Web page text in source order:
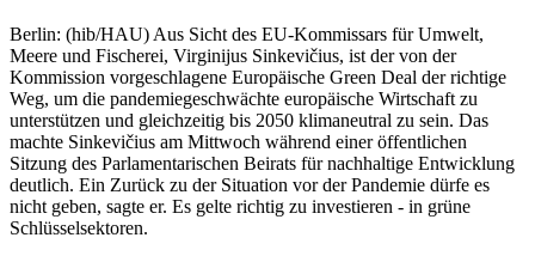
Berlin: (hib/HAU) Aus Sicht des EU-Kommissars für Umwelt,
Meere und Fischerei, Virginijus Sinkevičius, ist der von der
Kommission vorgeschlagene Europäische Green Deal der richtige
Weg, um die pandemiegeschwächte europäische Wirtschaft zu
unterstützen und gleichzeitig bis 2050 klimaneutral zu sein. Das
machte Sinkevičius am Mittwoch während einer öffentlichen
Sitzung des Parlamentarischen Beirats für nachhaltige Entwicklung
deutlich. Ein Zurück zu der Situation vor der Pandemie dürfe es
nicht geben, sagte er. Es gelte richtig zu investieren - in grüne
Schlüsselsektoren.